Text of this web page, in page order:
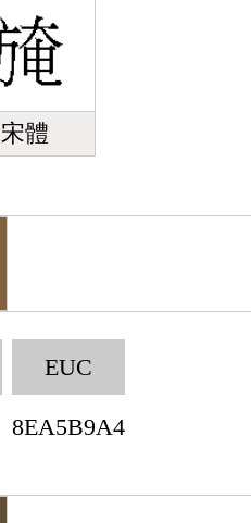
宋體
EUC
8EA5B9A4